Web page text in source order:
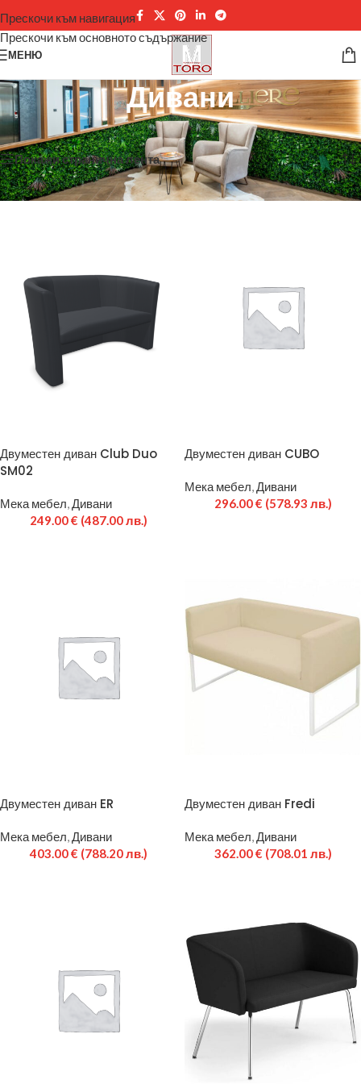
Прескочи към навигация
Прескочи към основното съдържание
МЕНЮ
Дивани
Начало Мека мебел/Дивани Showing all 12 results
Покажи странична лента
Двуместен диван Club Duo
SM02
Мека мебел,Дивани
249.00€ (487.00 лв.)
Двуместен диван CUBO
Мека мебел,Дивани
296.00€ (578.93 лв.)
Двуместен диван ER
Мека мебел,Дивани
403.00€ (788.20 лв.)
Двуместен диван Fredi
Мека мебел,Дивани
362.00€ (708.01 лв.)